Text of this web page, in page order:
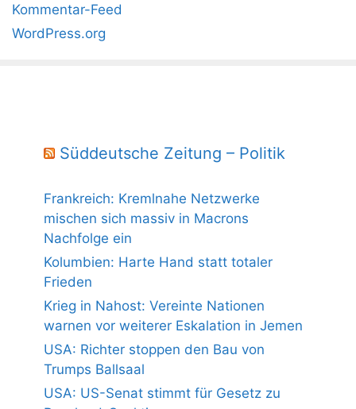
Kommentar-Feed
WordPress.org
Süddeutsche Zeitung – Politik
Frankreich: Kremlnahe Netzwerke
mischen sich massiv in Macrons
Nachfolge ein
Kolumbien: Harte Hand statt totaler
Frieden
Krieg in Nahost: Vereinte Nationen
warnen vor weiterer Eskalation in Jemen
USA: Richter stoppen den Bau von
Trumps Ballsaal
USA: US-Senat stimmt für Gesetz zu